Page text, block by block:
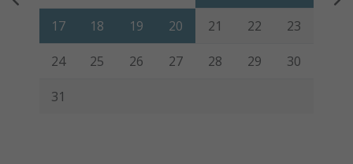
17 18 19 20 21 22 23
24 25 26 27 28 29 30
31